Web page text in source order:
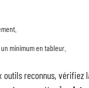
minimum en tableur.
outils reconnus, vérifiez